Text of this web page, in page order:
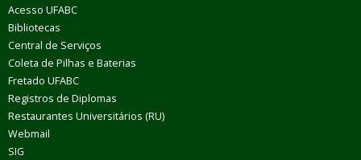
Acesso UFABC
Bibliotecas
Central de Serviços
Coleta de Pilhas e Baterias
Fretado UFABC
Registros de Diplomas
Restaurantes Universitários (RU)
Webmail
SIG